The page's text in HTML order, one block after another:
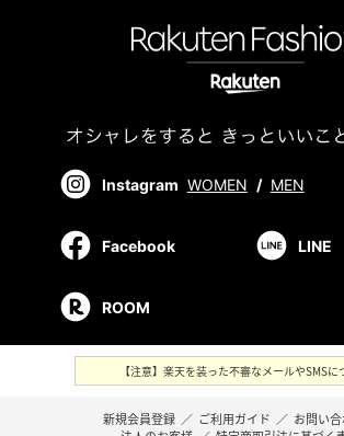
Instagram WOMEN / MEN
Facebook LINE
ROOM
【注意】楽天を装った不審なメールやSMSに
新規会員登録 ／ ご利用ガイド ／ お問い